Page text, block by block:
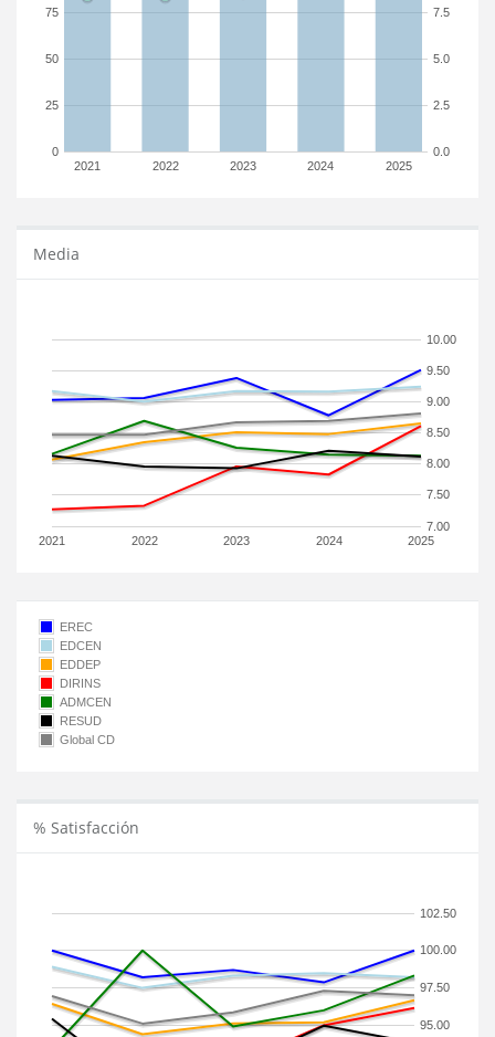
2021 2022 2023 2024 2025
0
25
50
75
0.0
2.5
5.0
7.5
Media
2021 2022 2023 2024 2025
7.00
7.50
8.00
8.50
9.00
9.50
10.00
EREC
EDCEN
EDDEP
DIRINS
ADMCEN
RESUD
Global CD
% Satisfacción
95.00
97.50
100.00
102.50